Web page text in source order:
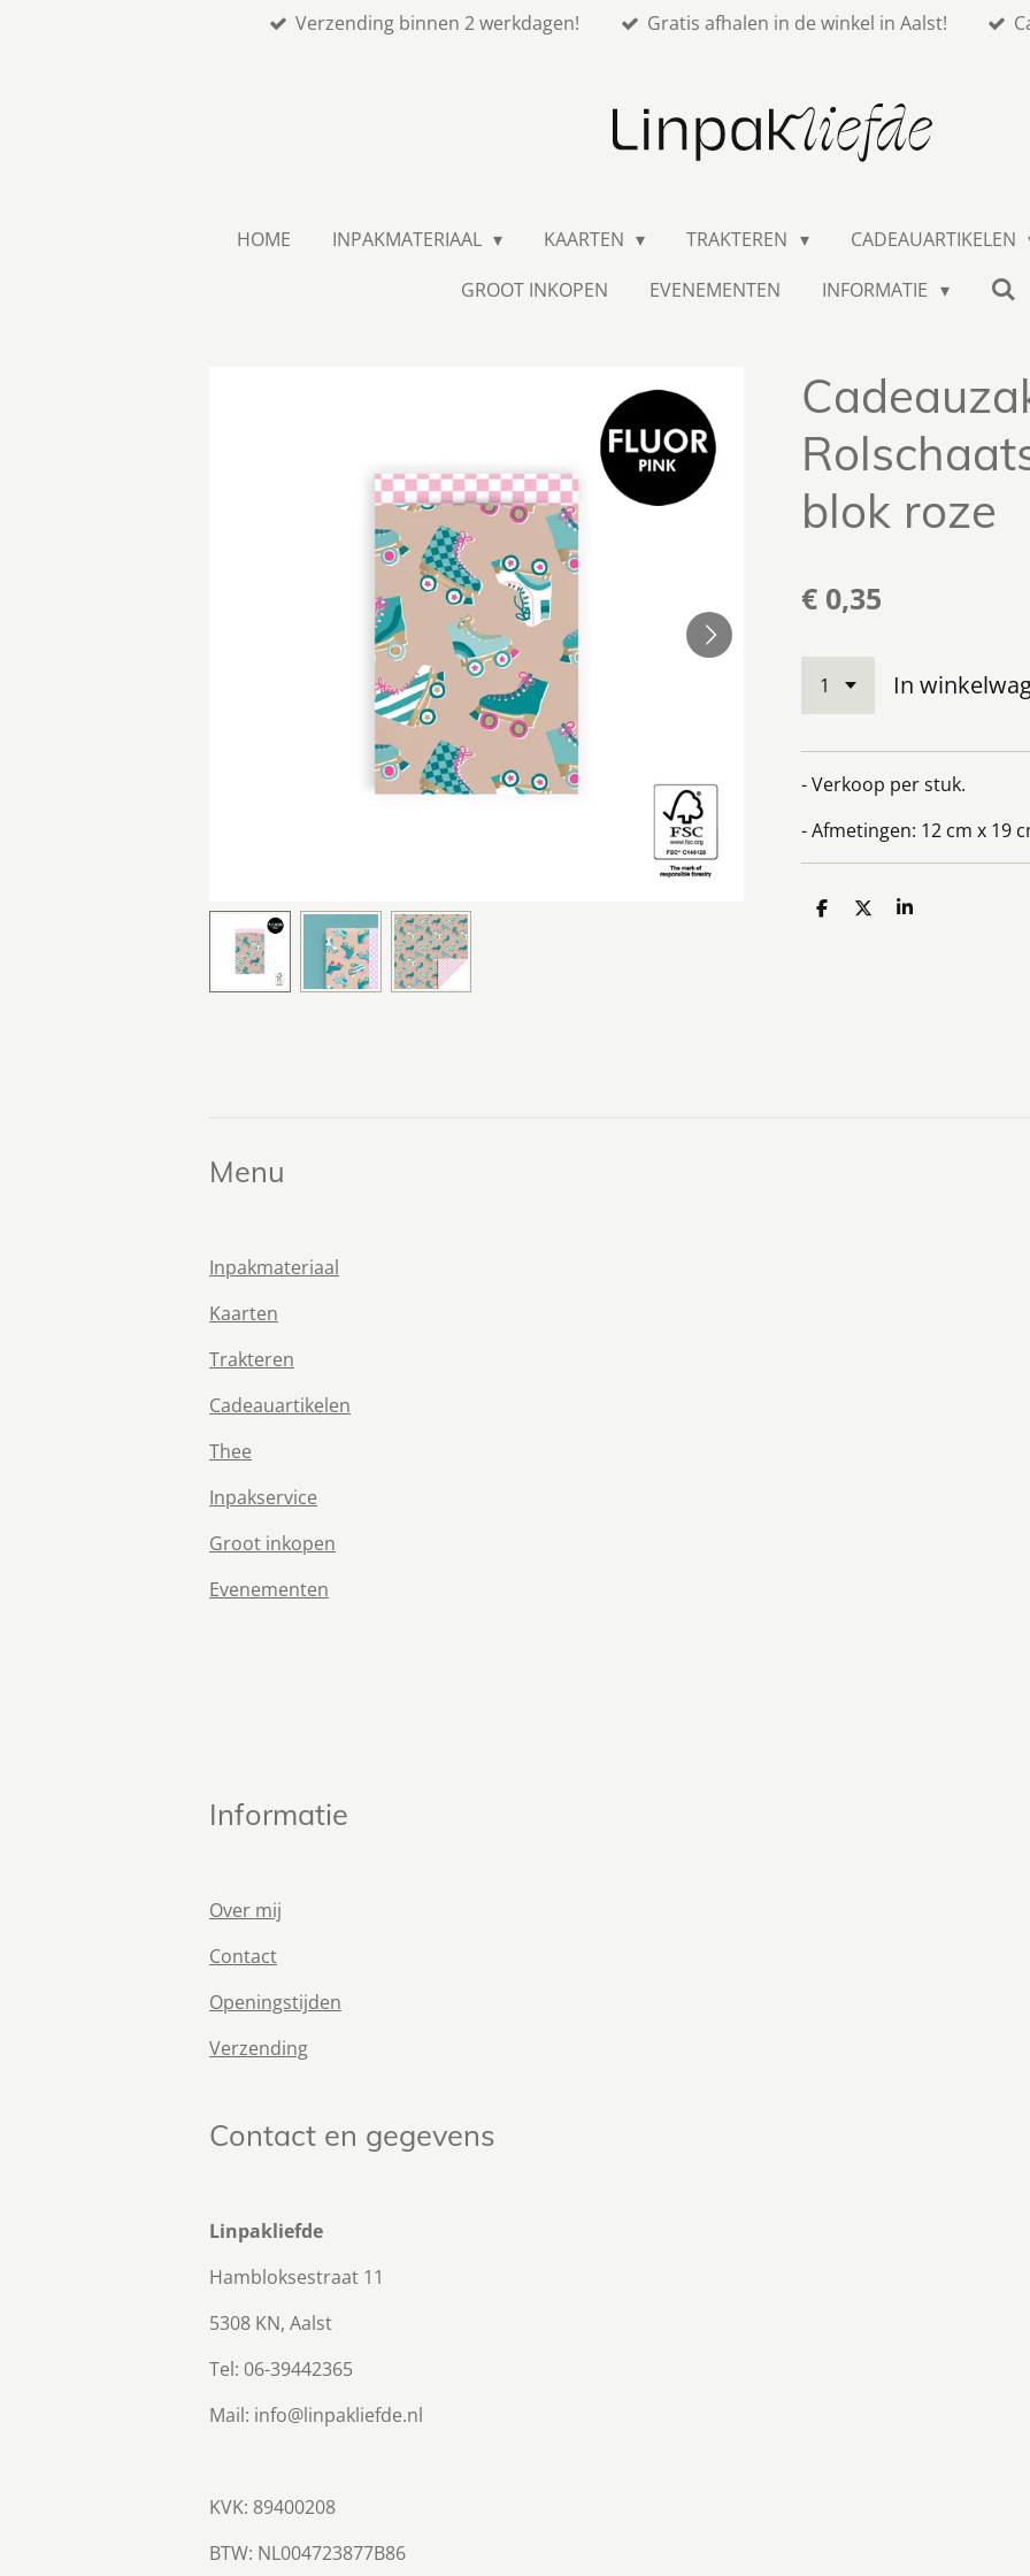
Verzending binnen 2 werkdagen! Gratis afhalen in de winkel in Aalst!
HOME INPAKMATERIAAL KAARTEN TRAKTEREN CADEAUARTIKELEN
GROOT INKOPEN
EVENEMENTEN INFORMATIE
blok roze
€ 0,35
In
- Verkoop per stuk.
- Afmetingen: 12 cm x 19
D
D
S
Menu
Inpakmateriaal
Kaarten
Trakteren
Cadeauartikelen
Thee
Inpakservice
Groot inkopen
Evenementen
Informatie
Over mij
Contact
Openingstijden
Verzending
Contact en gegevens
Linpakliefde
Hambloksestraat 11
5308 KN, Aalst
Tel: 06-39442365
Mail: info@linpakliefde.nl
KVK: 89400208
BTW: NL004723877B86